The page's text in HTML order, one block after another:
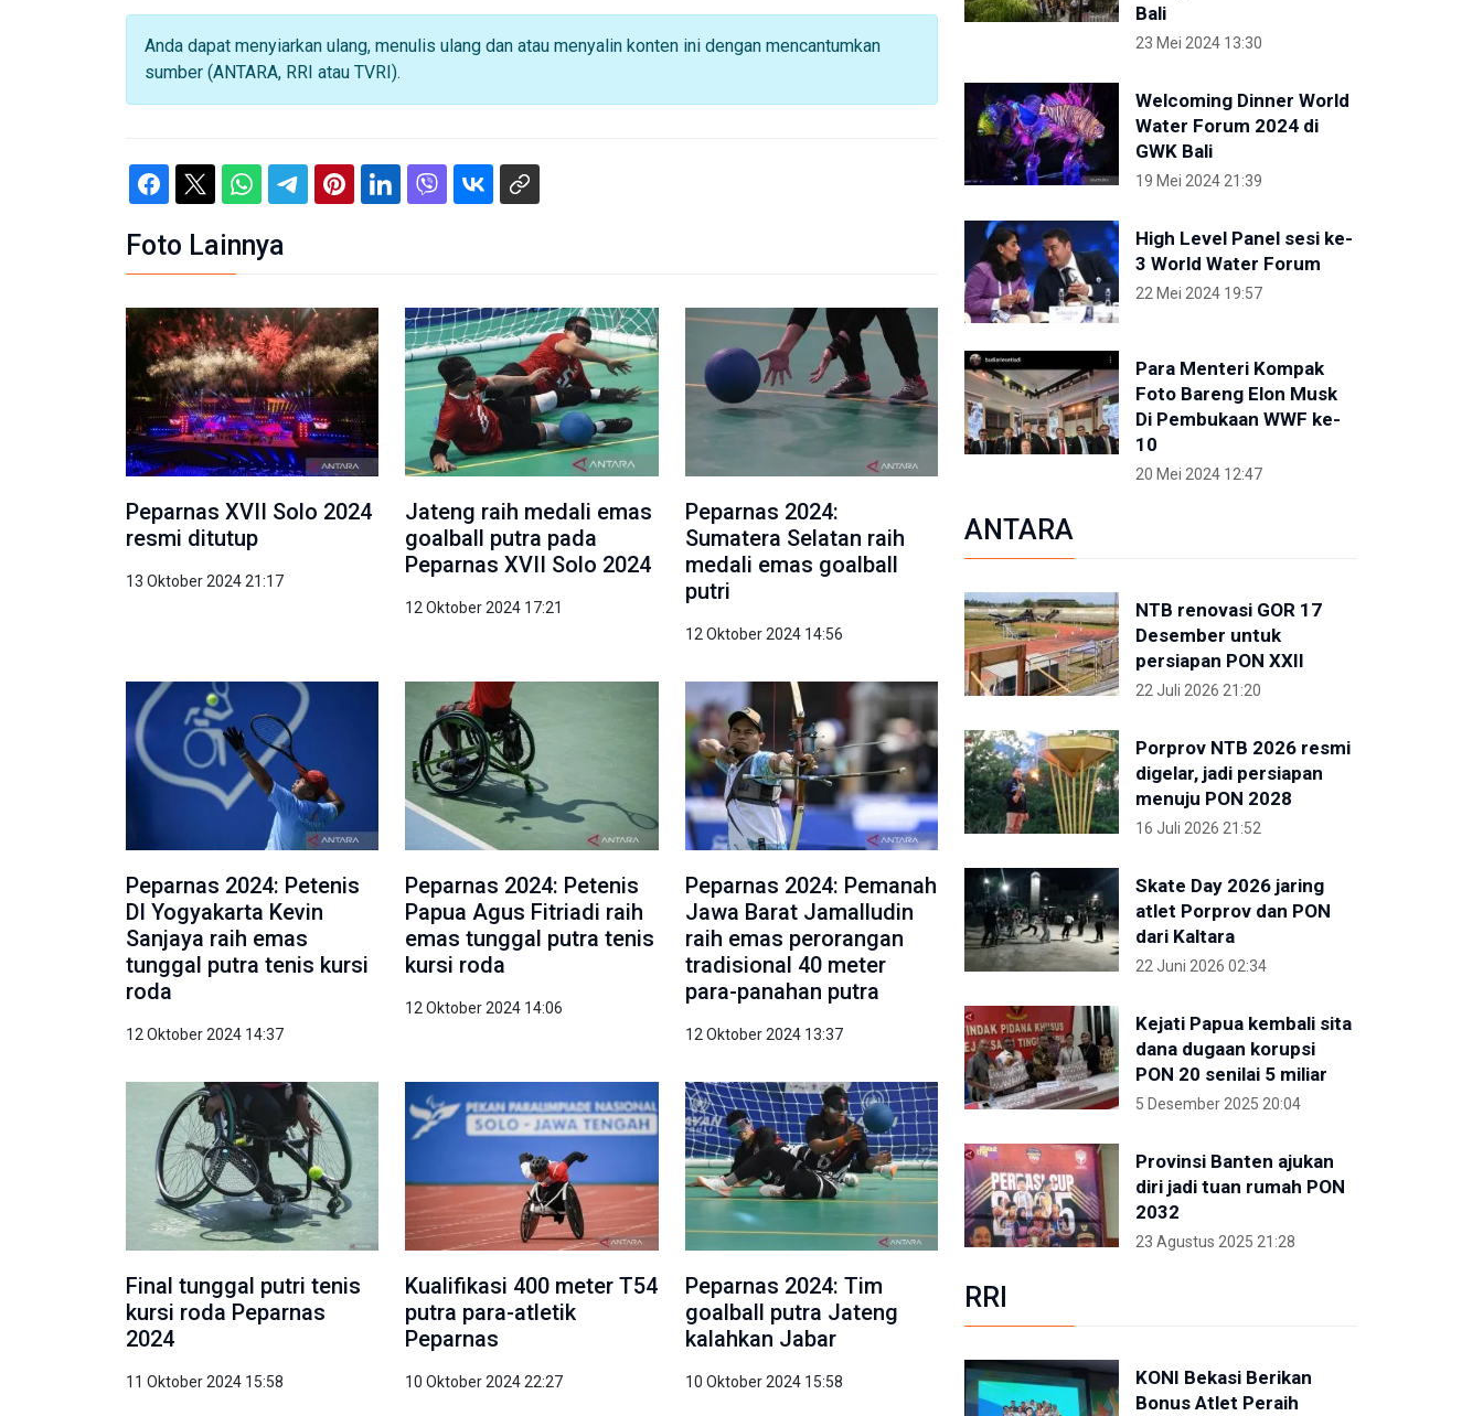
Anda dapat menyiarkan ulang, menulis ulang dan atau menyalin konten ini dengan mencantumkan
sumber (ANTARA, RRI atau TVRI).
Foto Lainnya
Peparnas XVII Solo 2024
resmi ditutup
13 Oktober 2024 21:17
Jateng raih medali emas
goalball putra pada
Peparnas XVII Solo 2024
12 Oktober 2024 17:21
Peparnas 2024:
Sumatera Selatan raih
medali emas goalball
putri
12 Oktober 2024 14:56
Peparnas 2024: Petenis
DI Yogyakarta Kevin
Sanjaya raih emas
tunggal putra tenis kursi
roda
12 Oktober 2024 14:37
Peparnas 2024: Petenis
Papua Agus Fitriadi raih
emas tunggal putra tenis
kursi roda
12 Oktober 2024 14:06
Peparnas 2024: Pemanah
Jawa Barat Jamalludin
raih emas perorangan
tradisional 40 meter
para-panahan putra
12 Oktober 2024 13:37
Final tunggal putri tenis
kursi roda Peparnas
2024
11 Oktober 2024 15:58
Kualifikasi 400 meter T54
putra para-atletik
Peparnas
10 Oktober 2024 22:27
Peparnas 2024: Tim
goalball putra Jateng
kalahkan Jabar
10 Oktober 2024 15:58
Bali
23 Mei 2024 13:30
Welcoming Dinner World
Water Forum 2024 di
GWK Bali
19 Mei 2024 21:39
High Level Panel sesi ke-
3 World Water Forum
22 Mei 2024 19:57
Para Menteri Kompak
Foto Bareng Elon Musk
Di Pembukaan WWF ke-
10
20 Mei 2024 12:47
ANTARA
NTB renovasi GOR 17
Desember untuk
persiapan PON XXII
22 Juli 2026 21:20
Porprov NTB 2026 resmi
digelar, jadi persiapan
menuju PON 2028
16 Juli 2026 21:52
Skate Day 2026 jaring
atlet Porprov dan PON
dari Kaltara
22 Juni 2026 02:34
Kejati Papua kembali sita
dana dugaan korupsi
PON 20 senilai 5 miliar
5 Desember 2025 20:04
Provinsi Banten ajukan
diri jadi tuan rumah PON
2032
23 Agustus 2025 21:28
RRI
KONI Bekasi Berikan
Bonus Atlet Peraih